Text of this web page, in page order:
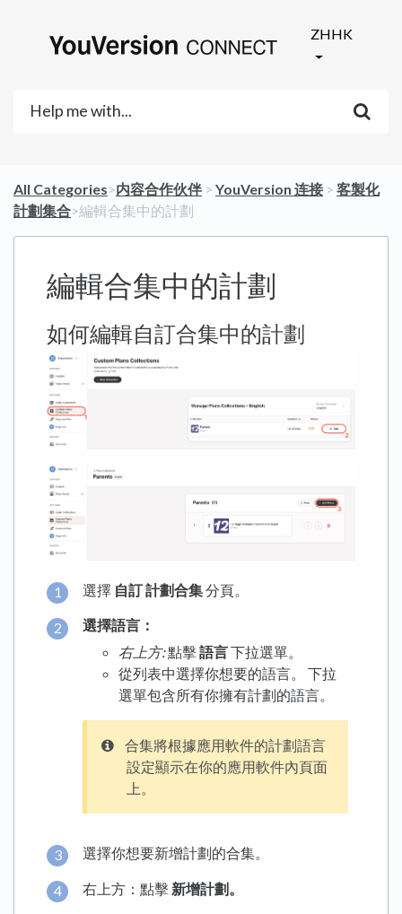
ZHHK
All Categories​>​​内容合作伙伴 ​ > ​ ​YouVersion 连接 ​ > ​ ​客製化
計劃集合​>​ 編輯合集中的計劃
編輯合集中的計劃
如何編輯自訂合集中的計劃
選擇 自訂計劃合集分頁。
選擇語言：
右上方:點擊 語言下拉選單。
從列表中選擇你想要的語言。 下拉
選單包含所有你擁有計劃的語言。
合集將根據應用軟件的計劃語言
設定顯示在你的應用軟件內頁面
上。
選擇你想要新增計劃的合集。
右上方：點擊 新增計劃。